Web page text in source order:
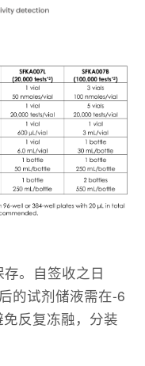
。自签收之日
的试剂储液需在-6
反复冻融，分装